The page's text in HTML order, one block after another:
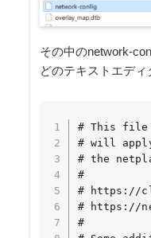
その中のnetwork-
どのテキストエディ
# This file
# will
# the
#
# https://
# https://
#